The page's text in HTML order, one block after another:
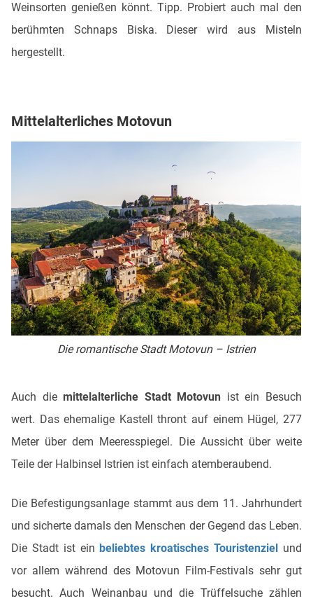
Weinsorten genießen könnt. Tipp. Probiert auch mal den
berühmten Schnaps Biska. Dieser wird aus Misteln
hergestellt.
Mittelalterliches Motovun
Die romantische Stadt Motovun – Istrien
Auch diemittelalterliche Stadt Motovun ist ein Besuch
wert. Das ehemalige Kastell thront auf einem Hügel, 277
Meter über dem Meeresspiegel. Die Aussicht über weite
Teile der Halbinsel Istrien ist einfach atemberaubend.
Die Befestigungsanlage stammt aus dem 11. Jahrhundert
und sicherte damals den Menschen der Gegend das Leben.
Die Stadt ist ein beliebtes kroatisches Touristenziel
und
vor allem während des Motovun Film-Festivals sehr gut
besucht. Auch Weinanbau und die Trüffelsuche zählen